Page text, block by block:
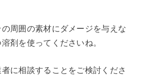
周囲の素材にダメージを与えな
剤を使ってくださいね。
に相談することをご検討くださ